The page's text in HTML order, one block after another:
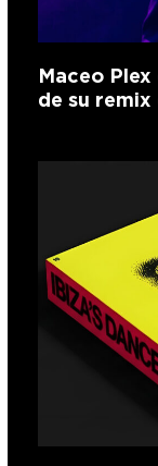
Maceo
de su